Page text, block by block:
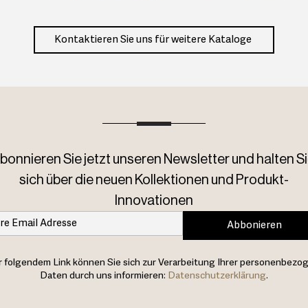
Kontaktieren Sie uns für weitere Kataloge
Sie jetzt unseren Newsletter und halten
sich über die neuen Kollektionen und Produkt-
Innovationen
Abbonieren
folgendem Link können Sie sich zur Verarbeitung Ihrer
Daten durch uns informieren: Datenschutzerklärung.